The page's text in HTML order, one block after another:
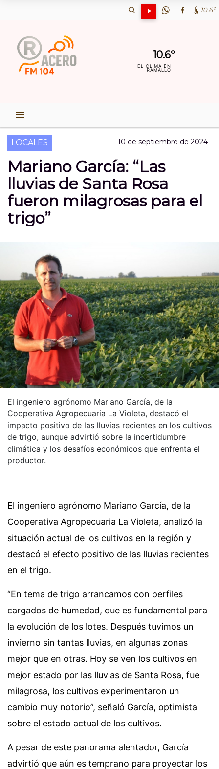
10.6º
10.6º
EL CLIMA EN
RAMALLO
LOCALES 10 de septiembre de 2024
Mariano García: “Las
lluvias de Santa Rosa
fueron milagrosas para el
trigo”
El ingeniero agrónomo Mariano García, de la
Cooperativa Agropecuaria La Violeta, destacó el
impacto positivo de las lluvias recientes en los cultivos
de trigo, aunque advirtió sobre la incertidumbre
climática y los desafíos económicos que enfrenta el
productor.
El ingeniero agrónomo Mariano García, de la
Cooperativa Agropecuaria La Violeta, analizó la
situación actual de los cultivos en la región y
destacó el efecto positivo de las lluvias recientes
en el trigo.
“En tema de trigo arrancamos con perfiles
cargados de humedad, que es fundamental para
la evolución de los lotes. Después tuvimos un
invierno sin tantas lluvias, en algunas zonas
mejor que en otras. Hoy se ven los cultivos en
mejor estado por las lluvias de Santa Rosa, fue
milagrosa, los cultivos experimentaron un
cambio muy notorio”, señaló García, optimista
sobre el estado actual de los cultivos.
A pesar de este panorama alentador, García
advirtió que aún es temprano para proyectar los